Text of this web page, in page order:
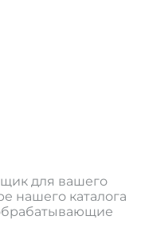
для вашего
нашего каталога